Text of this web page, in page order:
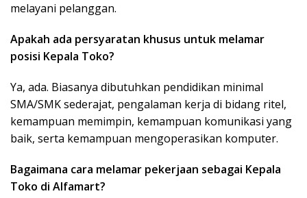
melayani pelanggan.
Apakah ada persyaratan khusus untuk melamar
posisi Kepala Toko?
Ya, ada. Biasanya dibutuhkan pendidikan minimal
SMA/SMK sederajat, pengalaman kerja di bidang ritel,
kemampuan memimpin, kemampuan komunikasi yang
baik, serta kemampuan mengoperasikan komputer.
Bagaimana cara melamar pekerjaan sebagai Kepala
Toko di Alfamart?